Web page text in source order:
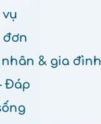
đơn
& gia đình
Đáp